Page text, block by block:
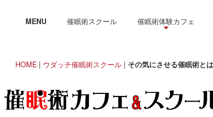
MENU 催眠術スクール 催眠術体験カフェ
HOME | ウダッチ催眠術スクール | その気にさせる催眠術と